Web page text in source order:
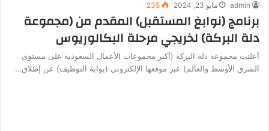
admin مايو 23, 2024 235
برنامج (نوابغ المستقبل) المقدم من (مجموعة
دلة البركة) لخريجي مرحلة البكالوريوس
أعلنت مجموعة دلة البركة (أكبر مجموعات الأعمال السعودية على مستوى
الشرق الأوسط والعالم) عبر موقعها الإلكتروني (بوابة التوظيف) عن إطلاق…